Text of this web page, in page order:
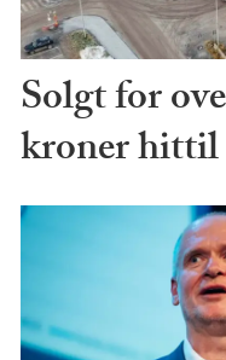
Solgt for
kroner hittil